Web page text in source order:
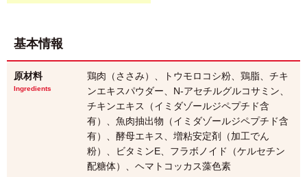
基本情報
原材料
Ingredients
鶏肉（ささみ）、トウモロコシ粉、鶏脂、チキ
ンエキスパウダー、N-アセチルグルコサミン、
チキンエキス（イミダゾールジペプチド含
有）、魚肉抽出物（イミダゾールジペプチド含
有）、酵母エキス、増粘安定剤（加工でん
粉）、ビタミンE、フラボノイド（ケルセチン
配糖体）、ヘマトコッカス藻色素